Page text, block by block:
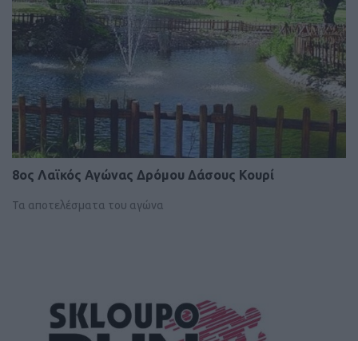
8ος Λαϊκός Αγώνας Δρόμου Δάσους Κουρί
Τα αποτελέσματα του αγώνα